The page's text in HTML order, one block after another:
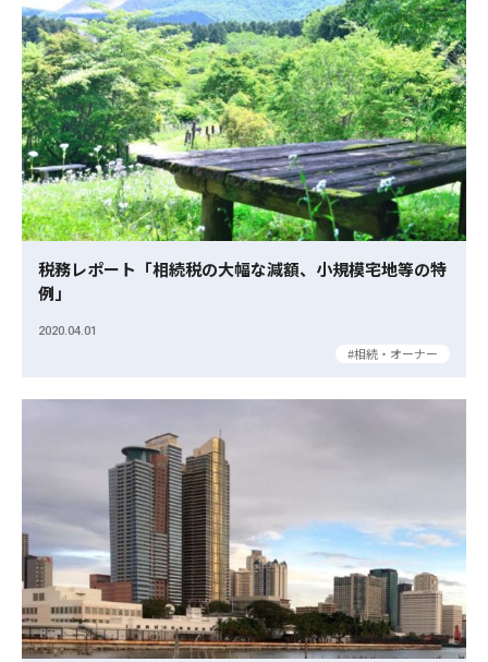
税務レポート「相続税の大幅な減額、小規模宅地等の特
例」
2020.04.01
相続・オーナー